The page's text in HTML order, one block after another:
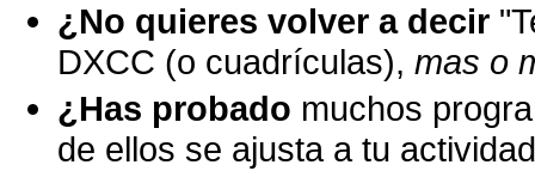
¿No quieres volver a decir
DXCC (o cuadrículas), mas o
¿Has probado muchos
de ellos se ajusta a tu